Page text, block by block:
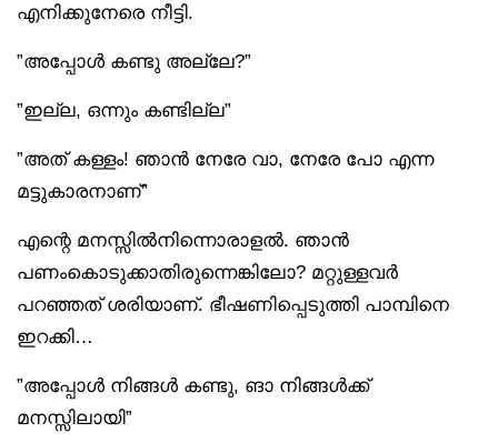
എനിക്കുനേരെ നീട്ടി.
”അപ്പോൾ കണ്ടു അല്ലേ?”
”ഇല്ല, ഒന്നും കണ്ടില്ല”
”അത് കള്ളം! ഞാൻ നേരേ വാ, നേരേ പോ എന്ന
മട്ടുകാരനാണ്”
എന്റെ മനസ്സിൽനിന്നൊരാളൽ. ഞാൻ
പണംകൊടുക്കാതിരുന്നെങ്കിലോ? മറ്റുള്ളവർ
പറഞ്ഞത് ശരിയാണ്. ഭീഷണിപ്പെടുത്തി പാമ്പിനെ
ഇറക്കി…
”അപ്പോൾ നിങ്ങൾ കണ്ടു, ങാ നിങ്ങൾക്ക്
മനസ്സിലായി”